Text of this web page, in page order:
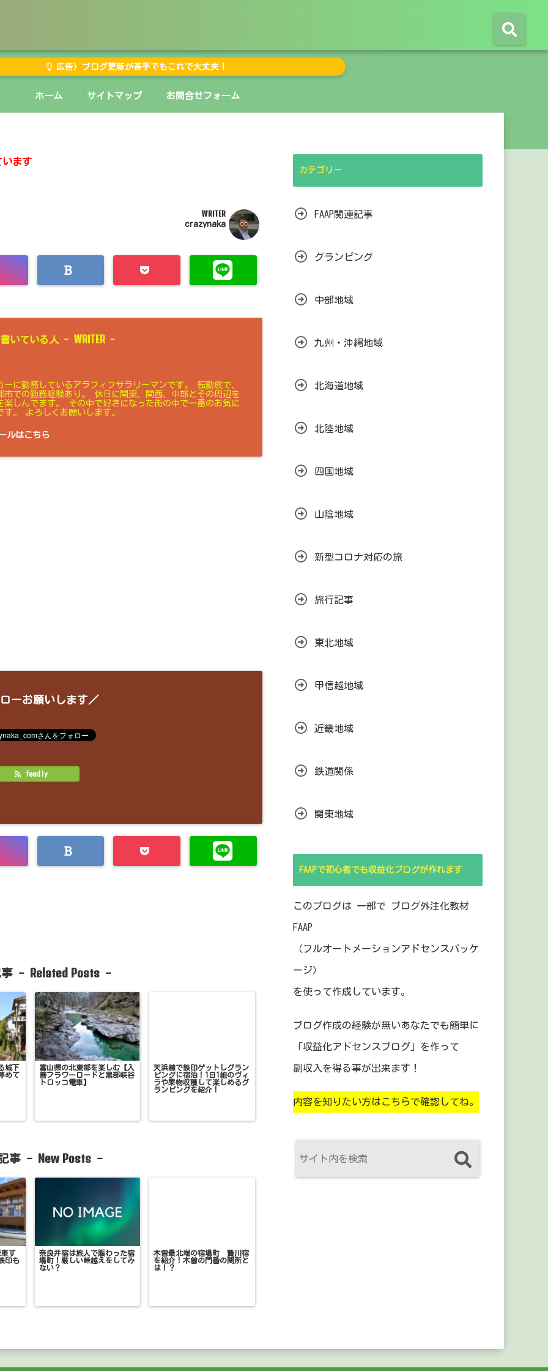
広告）ブログ更新が苦手でもこれで大丈夫！
ホーム サイトマップ お問合せフォーム
ます
WRITER
crazynaka
いている人 - WRITER -
に勤務しているアラフィフサラリーマンです。 転勤族で、
市での勤務経験あり。 休日に関東、関西、中部とその周辺を
楽しんでます。 その中で好きになった街の中で一番のお気に
す。 よろしくお願いします。
ルはこちら
ーお願いします／
feedly
- Related Posts-
城下
めて
富山県の北東部を楽しむ【入
善フラワーロードと黒部峡谷
トロッコ電車】
天浜線で鉄印ゲットしグラン
ピングに宿泊！1日1組のヴィ
ラや果物収穫して楽しめるグ
ランピングを紹介！
事 - New Posts -
車す
印も
奈良井宿は旅人で賑わった宿
場町！厳しい峠越えをしてみ
ない？
木曽最北端の宿場町 贄川宿
を紹介！木曽の門番の関所と
は！？
カテゴリー
FAAP関連記事
グランピング
中部地域
九州・沖縄地域
北海道地域
北陸地域
四国地域
山陰地域
新型コロナ対応の旅
旅行記事
東北地域
甲信越地域
近畿地域
鉄道関係
関東地域
FAAPで初心者でも収益化ブログが作れます
このブログは 一部で ブログ外注化教材
FAAP
（フルオートメーションアドセンスパッケ
ージ）
を使って作成しています。
ブログ作成の経験が無いあなたでも簡単に
「収益化アドセンスブログ」を作って
副収入を得る事が出来ます！
内容を知りたい方はこちらで確認してね。